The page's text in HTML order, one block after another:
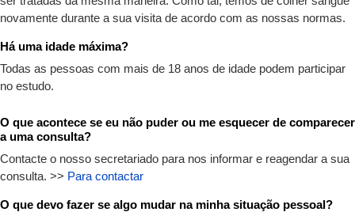
novamente durante a sua visita de acordo com as nossas normas.
Há uma idade máxima?
Todas as pessoas com mais de 18 anos de idade podem participar
no estudo.
O que acontece se eu não puder ou me esquecer de comparecer
a uma consulta?
Contacte o nosso secretariado para nos informar e reagendar a sua
consulta. >> Para contactar
O que devo fazer se algo mudar na minha situação pessoal?